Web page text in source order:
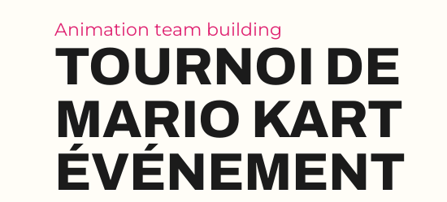
Animation team building
TOURNOI DE
MARIO KART
ÉVÉNEMENT